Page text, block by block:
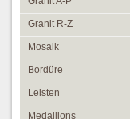
Granit R-Z
Mosaik
Bordüre
Leisten
Medallions